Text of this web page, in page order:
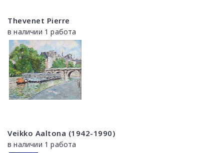
Thevenet Pierre
в наличии 1 работа
Veikko Aaltona (1942-1990)
в наличии 1 работа